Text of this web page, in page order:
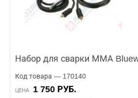
Набор для сварки ММА
Код товара — 170140
ЦЕНА 1 750 РУБ.